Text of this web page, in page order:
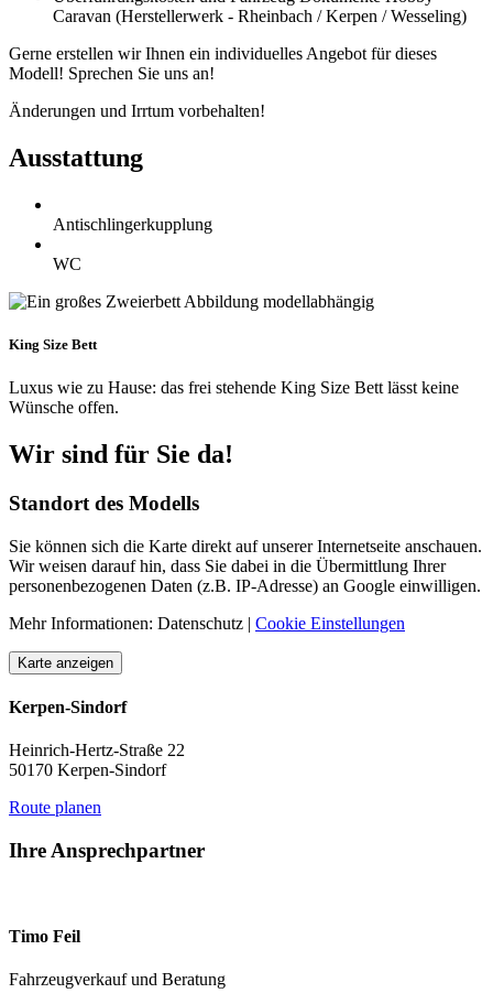
Caravan (Herstellerwerk - Rheinbach / Kerpen / Wesseling)
Gerne erstellen wir Ihnen ein individuelles Angebot für dieses
Modell! Sprechen Sie uns an!
Änderungen und Irrtum vorbehalten!
Ausstattung
Antischlingerkupplung
WC
Abbildung modellabhängig
King Size Bett
Luxus wie zu Hause: das frei stehende King Size Bett lässt keine
Wünsche offen.
Wir sind für Sie da!
Standort des Modells
Sie können sich die Karte direkt auf unserer Internetseite anschauen.
Wir weisen darauf hin, dass Sie dabei in die Übermittlung Ihrer
personenbezogenen Daten (z.B. IP-Adresse) an Google einwilligen.
Mehr Informationen: Datenschutz | Cookie Einstellungen
Karte anzeigen
Kerpen-Sindorf
Heinrich-Hertz-Straße 22
50170 Kerpen-Sindorf
Route planen
Ihre Ansprechpartner
Timo Feil
Fahrzeugverkauf und Beratung